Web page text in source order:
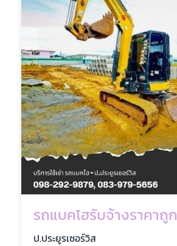
รถแบคโฮรับจ้างราคาถูก
ป.ประยูรเซอร์วิส